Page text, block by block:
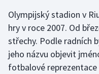
Moderní pětiboj
Motorsport
Olympijský stadion v
hry v roce 2007. Od
střechy. Podle radních
jeho názvu objevit
fotbalové reprezentace